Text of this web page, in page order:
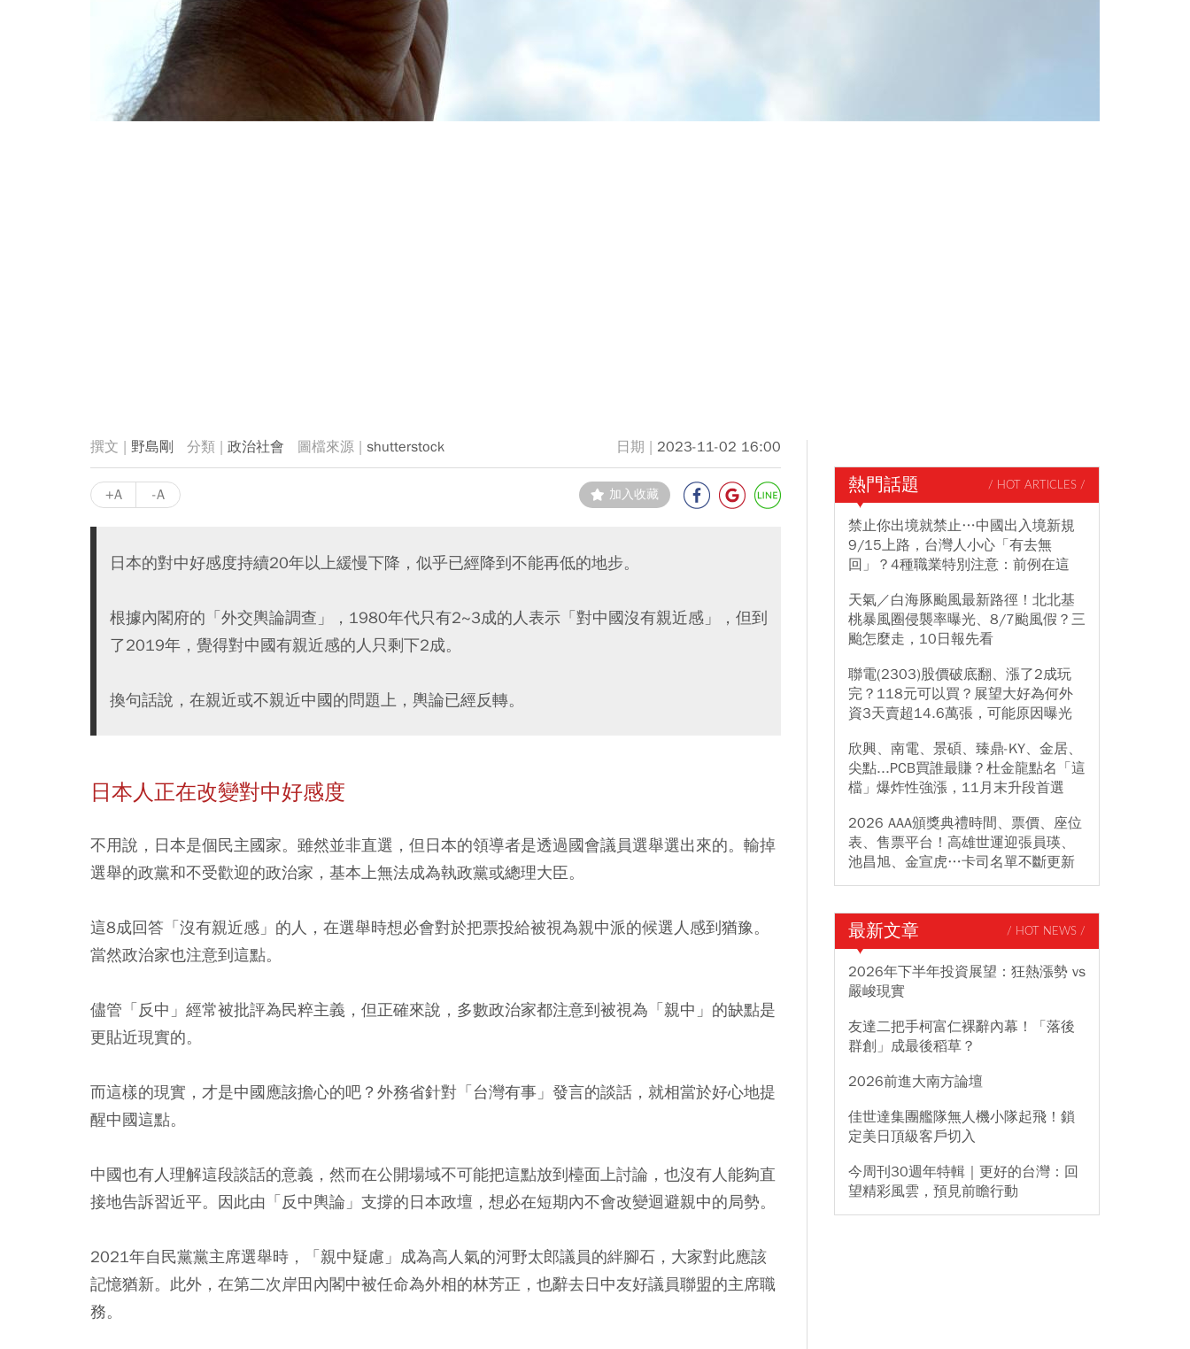
野島剛 政治社會 shutterstock 2023-11-02 16:00
+A -A 加入收藏
日本的對中好感度持續20年以上緩慢下降，似乎已經降到不能再低的地步。
根據內閣府的「外交輿論調查」，1980年代只有2~3成的人表示「對中國沒有親近感」，但到
了2019年，覺得對中國有親近感的人只剩下2成。
換句話說，在親近或不親近中國的問題上，輿論已經反轉。
日本人正在改變對中好感度
不用說，日本是個民主國家。雖然並非直選，但日本的領導者是透過國會議員選舉選出來的。輸掉
選舉的政黨和不受歡迎的政治家，基本上無法成為執政黨或總理大臣。
這8成回答「沒有親近感」的人，在選舉時想必會對於把票投給被視為親中派的候選人感到猶豫。
當然政治家也注意到這點。
儘管「反中」經常被批評為民粹主義，但正確來說，多數政治家都注意到被視為「親中」的缺點是
更貼近現實的。
而這樣的現實，才是中國應該擔心的吧？外務省針對「台灣有事」發言的談話，就相當於好心地提
醒中國這點。
中國也有人理解這段談話的意義，然而在公開場域不可能把這點放到檯面上討論，也沒有人能夠直
接地告訴習近平。因此由「反中輿論」支撐的日本政壇，想必在短期內不會改變迴避親中的局勢。
2021年自民黨黨主席選舉時，「親中疑慮」成為高人氣的河野太郎議員的絆腳石，大家對此應該
記憶猶新。此外，在第二次岸田內閣中被任命為外相的林芳正，也辭去日中友好議員聯盟的主席職
務。
熱門話題 / HOT ARTICLES /
禁止你出境就禁止…中國出入境新規
9/15上路，台灣人小心「有去無
回」？4種職業特別注意：前例在這
天氣／白海豚颱風最新路徑！北北基
桃暴風圈侵襲率曝光、8/7颱風假？三
颱怎麼走，10日報先看
聯電(2303)股價破底翻、漲了2成玩
完？118元可以買？展望大好為何外
資3天賣超14.6萬張，可能原因曝光
欣興、南電、景碩、臻鼎-KY、金居、
尖點...PCB買誰最賺？杜金龍點名「這
檔」爆炸性強漲，11月末升段首選
2026 AAA頒獎典禮時間、票價、座位
表、售票平台！高雄世運迎張員瑛、
池昌旭、金宣虎…卡司名單不斷更新
最新文章 / HOT NEWS /
2026年下半年投資展望：狂熱漲勢 vs
嚴峻現實
友達二把手柯富仁裸辭內幕！「落後
群創」成最後稻草？
2026前進大南方論壇
佳世達集團艦隊無人機小隊起飛！鎖
定美日頂級客戶切入
今周刊30週年特輯｜更好的台灣：回
望精彩風雲，預見前瞻行動